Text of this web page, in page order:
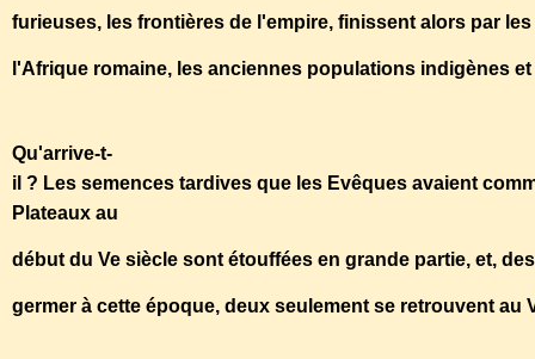
furieuses, les frontières de l'empire, finissent alors par
l'Afrique romaine, les anciennes populations indigènes
Qu'arrive-t-
il ? Les semences tardives que les Evêques avaient
Plateaux au
début du Ve siècle sont étouffées en grande partie, et,
germer à cette époque, deux seulement se retrouvent au